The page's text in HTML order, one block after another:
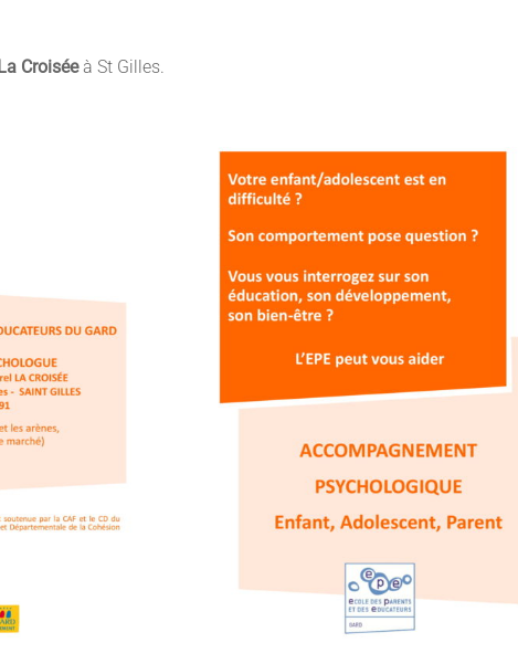
Croiséeà St Gilles.